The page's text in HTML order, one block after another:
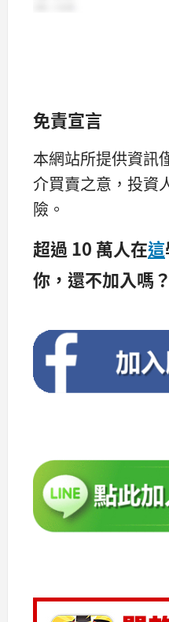
免責宣言
本網站所提供資訊
介買賣之意，投資
險。
超過 10 萬人在這
你，還不加入嗎？